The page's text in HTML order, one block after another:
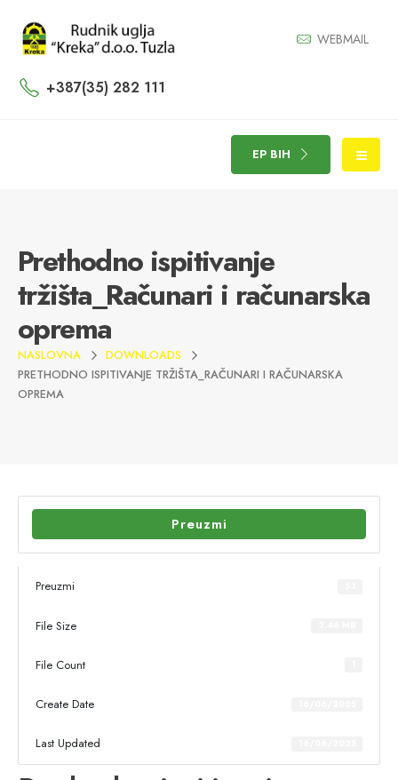
WEBMAIL
+387(35) 282 111
EP BIH
Prethodno ispitivanje
tržišta_Računari i računarska
oprema
NASLOVNA
DOWNLOADS
PRETHODNO ISPITIVANJE TRŽIŠTA_RAČUNARI I RAČUNARSKA
OPREMA
Preuzmi
Preuzmi
File Size
File Count
Create Date
Last Updated